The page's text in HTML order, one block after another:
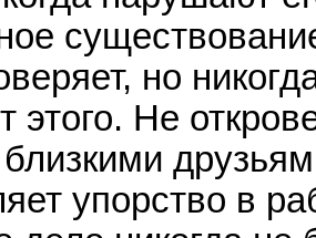
но
этого. Не
упорство в